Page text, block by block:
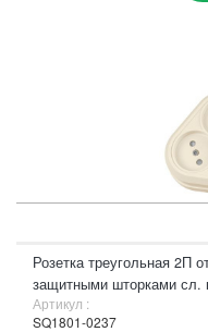
Розетка треугольная 2П
защитными шторками сл.
Артикул :
SQ1801-0237